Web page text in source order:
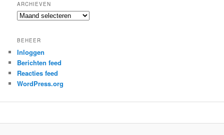
ARCHIEVEN
Archieven
BEHEER
Inloggen
Berichten feed
Reacties feed
WordPress.org